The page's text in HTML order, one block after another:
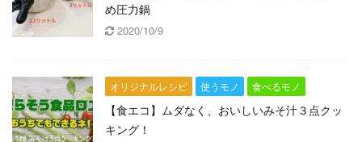
め圧力鍋
2020/10/9
オリジナルレシピ 使うモノ 食べるモノ
【食エコ】ムダなく、おいしいみそ汁３点クッ
キング！